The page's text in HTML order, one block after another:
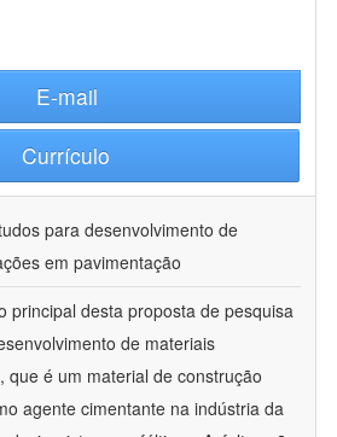
E-mail
Currículo
para desenvolvimento de
em pavimentação
principal desta proposta de pesquisa
de materiais
que é um material de construção
agente cimentante na indústria da